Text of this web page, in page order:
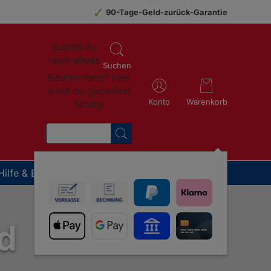
90-Tage-Geld-zurück-Garantie
Suchen
Suchst du
nach etwas
Bestimmtem? Hier
wirst du garantiert
fündig!
SUCHEN
Konto Warenkorb
Weitere Tiere
auf die GladiatorPLUS Milieufütterung
erklärt: Heilpraktiker und Tierärzte geben
für die Fütterung und
& Beratung